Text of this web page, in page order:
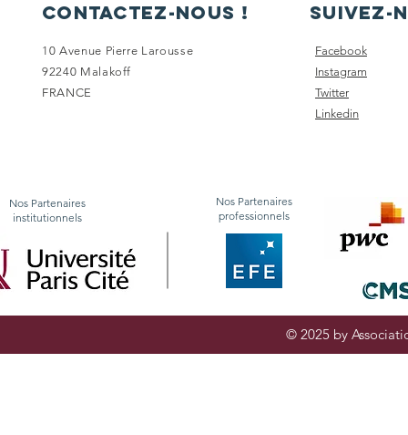
contactez-nous !
10 Avenue Pierre Larousse
92240 Malakoff
FRANCE
Suivez-
Facebook
Instagram
Twitter
Linkedin
Nos Partenaires
institutionnels
Nos Partenaires
professionnels
© 2025 by